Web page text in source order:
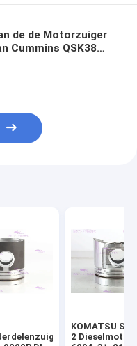
de de Motorzuiger
Cummins QSK38
KOMATSU
2